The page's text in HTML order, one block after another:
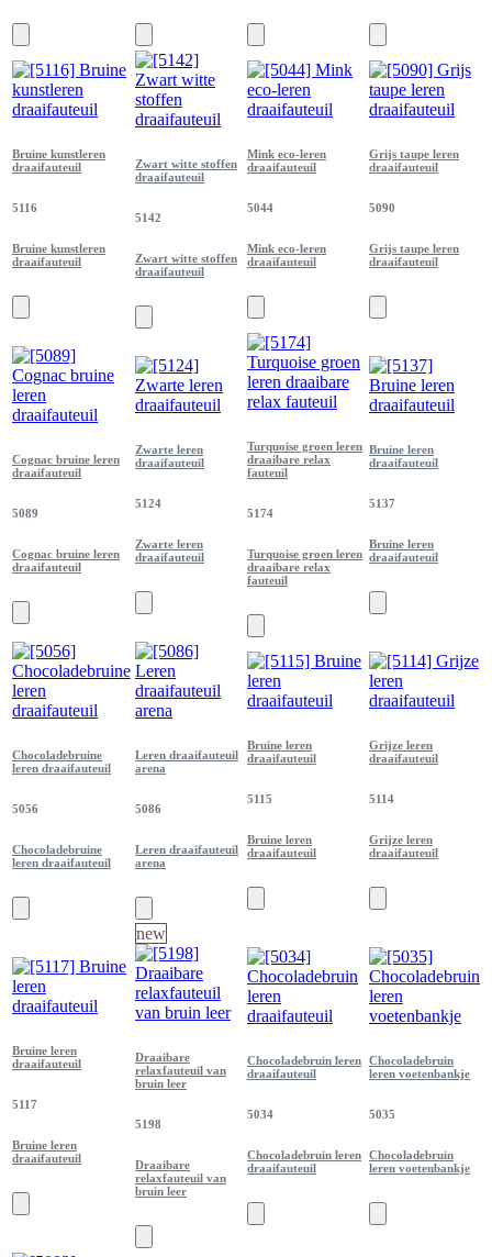
Bruine kunstleren
draaifauteuil
5116
Bruine kunstleren
draaifauteuil
Zwart witte stoffen
draaifauteuil
5142
Zwart witte stoffen
draaifauteuil
Mink eco-leren
draaifauteuil
5044
Mink eco-leren
draaifauteuil
Grijs taupe leren
draaifauteuil
5090
Grijs taupe leren
draaifauteuil
Cognac bruine leren
draaifauteuil
5089
Cognac bruine leren
draaifauteuil
Zwarte leren
draaifauteuil
5124
Zwarte leren
draaifauteuil
Turquoise groen leren
draaibare relax
fauteuil
5174
Turquoise groen leren
draaibare relax
fauteuil
Bruine leren
draaifauteuil
5137
Bruine leren
draaifauteuil
Chocoladebruine
leren draaifauteuil
5056
Chocoladebruine
leren draaifauteuil
Leren draaifauteuil
arena
5086
Leren draaifauteuil
arena
Bruine leren
draaifauteuil
5115
Bruine leren
draaifauteuil
Grijze leren
draaifauteuil
5114
Grijze leren
draaifauteuil
Bruine leren
draaifauteuil
5117
Bruine leren
draaifauteuil
new
Draaibare
relaxfauteuil van
bruin leer
5198
Draaibare
relaxfauteuil van
bruin leer
Chocoladebruin leren
draaifauteuil
5034
Chocoladebruin leren
draaifauteuil
Chocoladebruin
leren voetenbankje
5035
Chocoladebruin
leren voetenbankje